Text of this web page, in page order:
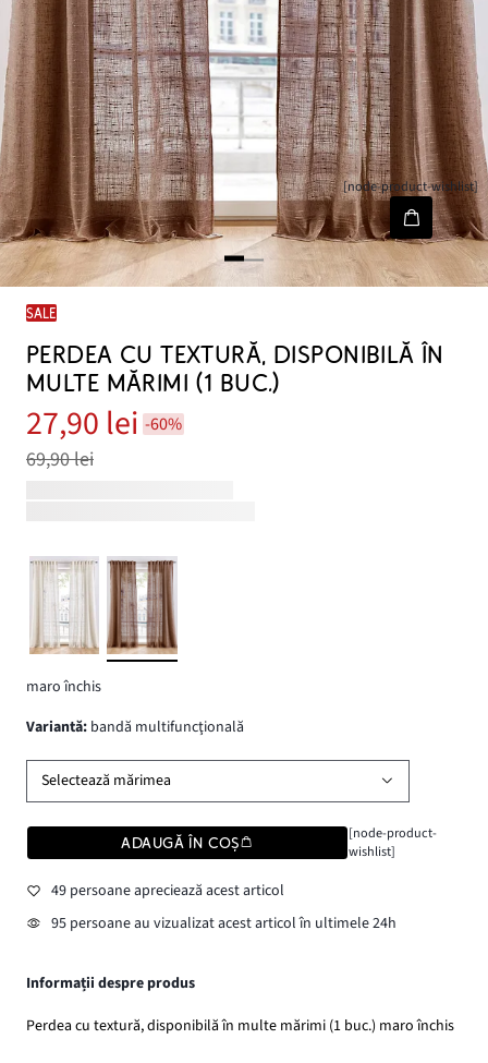
[node-product-wishlist]
SALE
PERDEA CU TEXTURĂ, DISPONIBILĂ ÎN
MULTE MĂRIMI (1 BUC.)
27,90 lei -60%
69,90 lei
maro închis
variantă: bandă multifuncţională
Selectează mărimea
ADAUGĂ ÎN COȘ
[node-product-
wishlist]
49 persoane apreciează acest articol
95 persoane au vizualizat acest articol în ultimele 24h
Informații despre produs
Perdea cu textură, disponibilă în multe mărimi (1 buc.) maro închis